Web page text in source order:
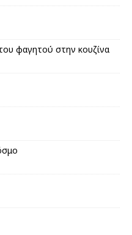
φαγητού στην κουζίνα